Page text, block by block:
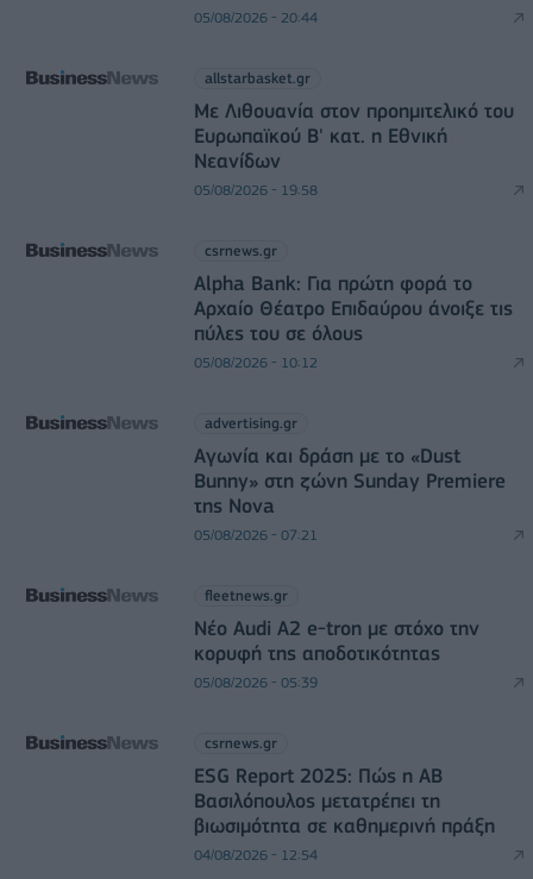
05/08/2026 - 20:44
allstarbasket.gr
Με Λιθουανία στον προημιτελικό του
Ευρωπαϊκού Β' κατ. η Εθνική
Νεανίδων
05/08/2026 - 19:58
csrnews.gr
Alpha Bank: Για πρώτη φορά το
Αρχαίο Θέατρο Επιδαύρου άνοιξε τις
πύλες του σε όλους
05/08/2026 - 10:12
advertising.gr
Αγωνία και δράση με το «Dust
Bunny» στη ζώνη Sunday Premiere
της Nova
05/08/2026 - 07:21
fleetnews.gr
Νέο Audi A2 e-tron με στόχο την
κορυφή της αποδοτικότητας
05/08/2026 - 05:39
csrnews.gr
ESG Report 2025: Πώς η ΑΒ
Βασιλόπουλος μετατρέπει τη
βιωσιμότητα σε καθημερινή πράξη
04/08/2026 - 12:54